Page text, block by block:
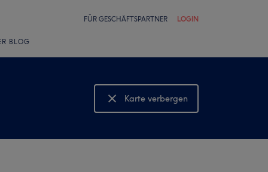
FÜR GESCHÄFTSPARTNER LOGIN
BLOG
Karte verbergen
Karte anzeigen